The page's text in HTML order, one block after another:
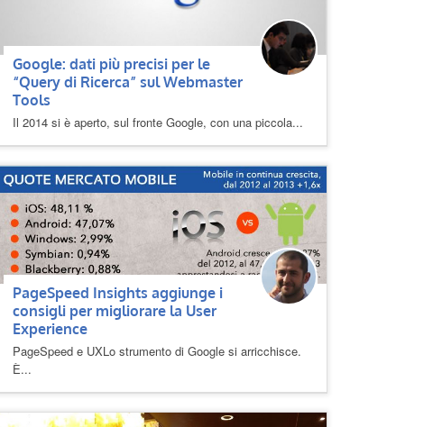
Google: dati più precisi per le
“Query di Ricerca” sul Webmaster
Tools
Il 2014 si è aperto, sul fronte Google, con una piccola...
PageSpeed Insights aggiunge i
consigli per migliorare la User
Experience
PageSpeed e UXLo strumento di Google si arricchisce.
È...